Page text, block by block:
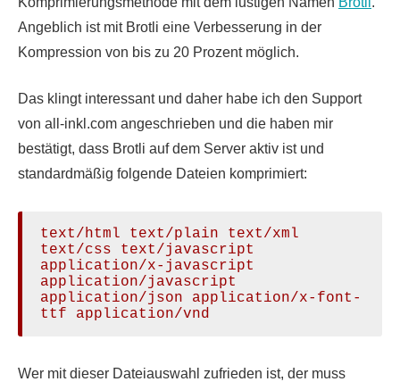
Angeblich ist mit Brotli eine Verbesserung in der
Kompression von bis zu 20 Prozent möglich.
Das klingt interessant und daher habe ich den Support
von all-inkl.com angeschrieben und die haben mir
bestätigt, dass Brotli auf dem Server aktiv ist und
standardmäßig folgende Dateien komprimiert:
text/html text/plain text/xml
text/css text/javascript
application/x-javascript
application/javascript
application/json application/x-font-
ttf application/vnd
Wer mit dieser Dateiauswahl zufrieden ist, der muss